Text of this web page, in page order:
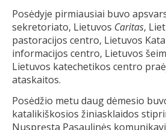
Posėdyje pirmiausiai buvo
sekretoriato, Lietuvos Caritas,
pastoracijos centro, Lietuvos
informacijos centro, Lietuvos
Lietuvos katechetikos centro
ataskaitos.
Posėdžio metu daug dėmesio
katalikiškosios žiniasklaidos
Nuspręsta Pasaulinės